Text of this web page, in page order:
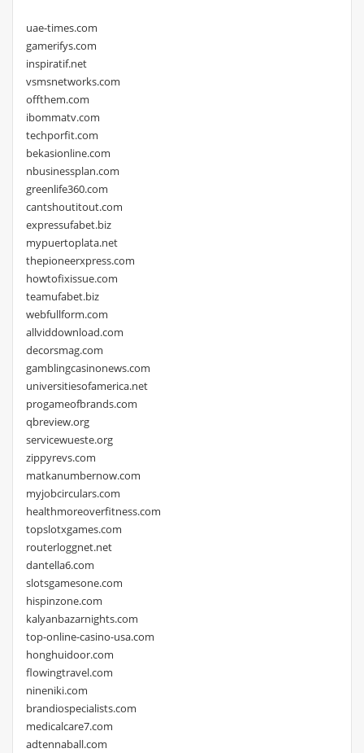
uae-times.com
gamerifys.com
inspiratif.net
vsmsnetworks.com
offthem.com
ibommatv.com
techporfit.com
bekasionline.com
nbusinessplan.com
greenlife360.com
cantshoutitout.com
expressufabet.biz
mypuertoplata.net
thepioneerxpress.com
howtofixissue.com
teamufabet.biz
webfullform.com
allviddownload.com
decorsmag.com
gamblingcasinonews.com
universitiesofamerica.net
progameofbrands.com
qbreview.org
servicewueste.org
zippyrevs.com
matkanumbernow.com
myjobcirculars.com
healthmoreoverfitness.com
topslotxgames.com
routerloggnet.net
dantella6.com
slotsgamesone.com
hispinzone.com
kalyanbazarnights.com
top-online-casino-usa.com
honghuidoor.com
flowingtravel.com
nineniki.com
brandiospecialists.com
medicalcare7.com
adtennaball.com